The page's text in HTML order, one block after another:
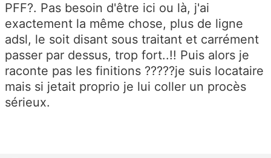
PFF?. Pas besoin d'être ici ou là, j'ai
exactement la même chose, plus de ligne
adsl, le soit disant sous traitant et carrément
passer par dessus, trop fort..!! Puis alors je
raconte pas les finitions ?????je suis locataire
mais si jetait proprio je lui coller un procès
sérieux.